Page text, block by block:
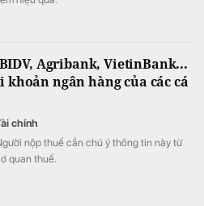
Agribank, VietinBank...
ngân hàng của các cá
chính
nộp thuế cần chú ý thông tin này từ
quan thuế.